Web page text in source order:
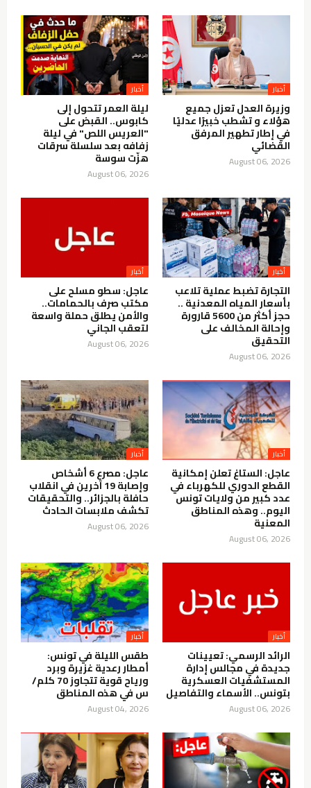
أخبار
وزيرة العدل تعزل جميع
هؤلاء و تشطب خبيرًا عدليًا
في إطار تطهير المرفق
القضائي
August 06, 2026
أخبار
ليلة العمر تتحول إلى
كابوس.. القبض على
"العريس اللص" في ليلة
زفافه بعد سلسلة سرقات
هزّت سوسة
August 06, 2026
أخبار
التجارة تضبط عملية تلاعب
بأسعار المياه المعدنية ..
حجز أكثر من 5600 قارورة
وإحالة المخالف على
التحقيق
August 06, 2026
أخبار
عاجل: سطو مسلح على
مكتب صرف بالحمامات..
والأمن يطلق حملة واسعة
لتعقب الجاني
August 06, 2026
أخبار
عاجل: الستاغ تعلن إمكانية
القطع الدوري للكهرباء في
عدد كبير من ولايات تونس
اليوم.. وهذه المناطق
المعنية
August 06, 2026
أخبار
عاجل: مصرع 6 أشخاص
وإصابة 19 آخرين في انقلاب
حافلة بالجزائر.. والتحقيقات
تكشف ملابسات الحادث
August 06, 2026
أخبار
الرائد الرسمي: تعيينات
جديدة في مجالس إدارة
المستشفيات العسكرية
بتونس.. الأسماء والتفاصيل
August 06, 2026
أخبار
طقس الليلة في تونس:
أمطار رعدية غزيرة وبرد
ورياح قوية تتجاوز 70 كلم/
س في هذه المناطق
August 04, 2026